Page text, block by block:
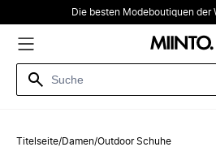
Die besten Modeboutiquen der
Titelseite/Damen/Outdoor Schuhe